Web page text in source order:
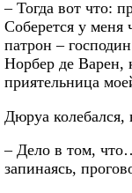
– Тогда вот что:
Соберется у меня
патрон –
Норбер де Варен,
приятельница
Дюруа
– Дело в том,
запинаясь,